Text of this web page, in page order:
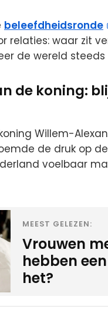
beleefdheidsronde
relaties: waar zit
de wereld
de koning:
Willem-
de druk op
voelbaar
MEEST GELEZEN:
Vrouwen
hebben
het?